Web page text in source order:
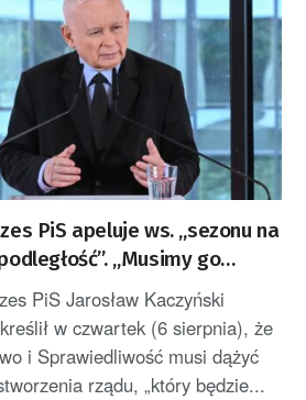
PiS apeluje ws. „sezonu na
„Musimy go
PiS Jarosław Kaczyński
w czwartek (6 sierpnia), że
i Sprawiedliwość musi dążyć
rządu, „który będzie...